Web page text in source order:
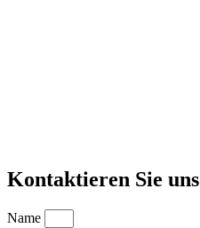
Kontaktieren Sie uns
Name